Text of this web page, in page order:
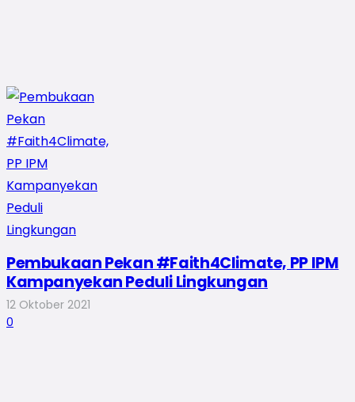
Pembukaan Pekan #Faith4Climate, PP IPM
Kampanyekan Peduli Lingkungan
12 Oktober 2021
0